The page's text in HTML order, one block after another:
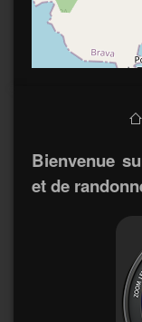
Bienvenue
et de